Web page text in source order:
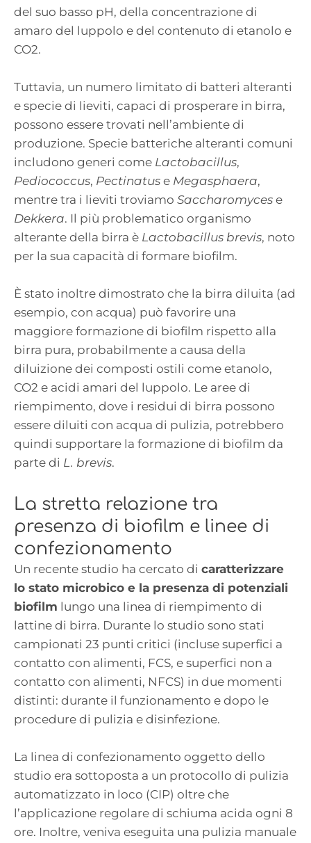
del suo basso pH, della concentrazione di
amaro del luppolo e del contenuto di etanolo e
CO2.
Tuttavia, un numero limitato di batteri alteranti
e specie di lieviti, capaci di prosperare in birra,
possono essere trovati nell’ambiente di
produzione. Specie batteriche alteranti comuni
includono generi come Lactobacillus,
Pediococcus, Pectinatus e Megasphaera,
mentre tra i lieviti troviamo Saccharomyces e
Dekkera. Il più problematico organismo
alterante della birra è Lactobacillus brevis, noto
per la sua capacità di formare biofilm.
È stato inoltre dimostrato che la birra diluita (ad
esempio, con acqua) può favorire una
maggiore formazione di biofilm rispetto alla
birra pura, probabilmente a causa della
diluizione dei composti ostili come etanolo,
CO2 e acidi amari del luppolo. Le aree di
riempimento, dove i residui di birra possono
essere diluiti con acqua di pulizia, potrebbero
quindi supportare la formazione di biofilm da
parte di L. brevis.
La stretta relazione tra
presenza di biofilm e linee di
confezionamento
Un recente studio ha cercato di caratterizzare
lo stato microbico e la presenza di potenziali
biofilm lungo una linea di riempimento di
lattine di birra. Durante lo studio sono stati
campionati 23 punti critici (incluse superfici a
contatto con alimenti, FCS, e superfici non a
contatto con alimenti, NFCS) in due momenti
distinti: durante il funzionamento e dopo le
procedure di pulizia e disinfezione.
La linea di confezionamento oggetto dello
studio era sottoposta a un protocollo di pulizia
automatizzato in loco (CIP) oltre che
l’applicazione regolare di schiuma acida ogni 8
ore. Inoltre, veniva eseguita una pulizia manuale